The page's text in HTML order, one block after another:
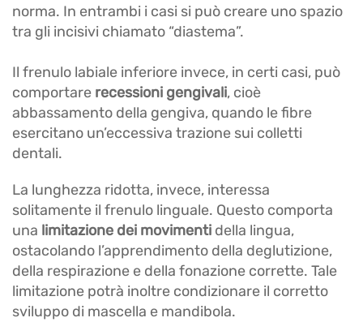
norma. In entrambi i casi si può creare uno spazio
tra gli incisivi chiamato “diastema”.
Il frenulo labiale inferiore invece, in certi casi, può
comportare recessioni gengivali, cioè
abbassamento della gengiva, quando le fibre
esercitano un’eccessiva trazione sui colletti
dentali.
La lunghezza ridotta, invece, interessa
solitamente il frenulo linguale. Questo comporta
una limitazione dei movimenti della lingua,
ostacolando l’apprendimento della deglutizione,
della respirazione e della fonazione corrette. Tale
limitazione potrà inoltre condizionare il corretto
sviluppo di mascella e mandibola.